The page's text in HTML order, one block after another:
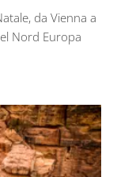
da Vienna a
Nord Europa